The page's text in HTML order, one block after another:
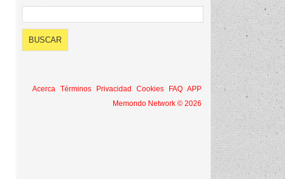
Acerca Términos Privacidad Cookies FAQ APP
Memondo Network © 2026